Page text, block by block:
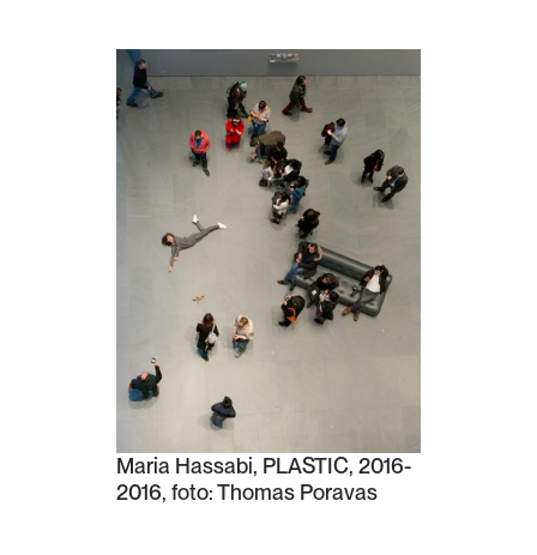
Maria Hassabi, PLASTIC, 2016-
2016, foto: Thomas Poravas